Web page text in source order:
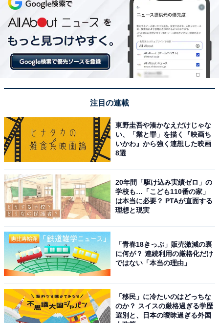
こちらもおすすめ
「主演俳優が良かった春ドラマ」ランキング！
2位は「橋本環奈」主演の『王様に捧ぐ薬指』、
1位は？ 【2023年】
1 2 3
注目の連載
東野圭吾や湊かなえだけじゃな
い、「業と罪」を描く『映画ち
いかわ』から強く連想した映画
8選
20年間「駆け込み実績ゼロ」の
学校も…「こども110番の家」
は本当に必要？ PTAが直面する
理想と現実
「青春18きっぷ」販売激減の裏
に何が？ 連続利用の厳格化だけ
ではない「本当の理由」
「移民」に冷たいのはどっちな
のか？ スイスの厳格過ぎる学歴
選別と、日本の曖昧過ぎる外国